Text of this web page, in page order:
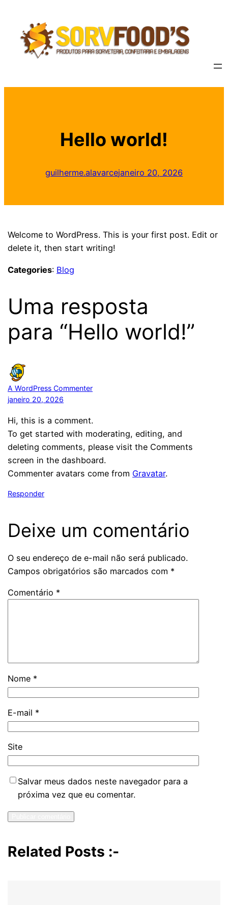
Hello world!
guilherme.alavarcejaneiro 20, 2026
Welcome to WordPress. This is your first post. Edit or
delete it, then start writing!
Categories: Blog
Uma resposta
para “Hello world!”
A WordPress Commenter
janeiro 20, 2026
Hi, this is a comment.
To get started with moderating, editing, and
deleting comments, please visit the Comments
screen in the dashboard.
Commenter avatars come from Gravatar.
Responder
Deixe um comentário
O seu endereço de e-mail não será publicado.
Campos obrigatórios são marcados com *
Comentário *
Nome *
E-mail *
Site
Salvar meus dados neste navegador para a
próxima vez que eu comentar.
Related Posts :-